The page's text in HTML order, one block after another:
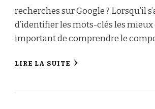
recherches sur Google ? Lorsqu’il
d’identifier les mots-clés les mieux
important de comprendre le
LIRE LA SUITE